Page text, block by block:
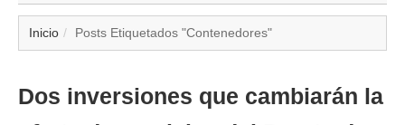
Inicio Posts Etiquetados "Contenedores"
Dos inversiones que cambiarán la